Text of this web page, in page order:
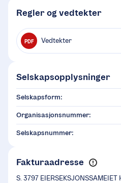
Regler og vedtekter
PDF Vedtekter
Selskapsopplysninger
Selskapsform:
Organisasjonsnummer:
Selskapsnummer:
Fakturaadresse
S. 3797 EIERSEKSJONSSAMEIET